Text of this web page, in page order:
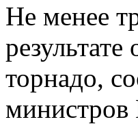
Не менее
торнадо,